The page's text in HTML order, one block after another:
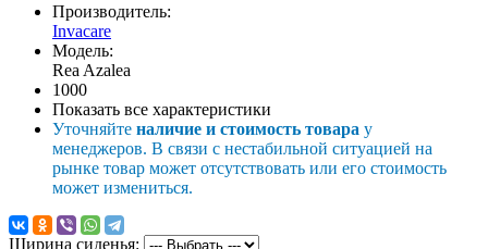
Производитель:
Invacare
Модель:
Rea Azalea
1000
Показать все характеристики
Уточняйте наличие и стоимость товара у
менеджеров. В связи с нестабильной ситуацией на
рынке товар может отсутствовать или его стоимость
может измениться.
Ширина сиденья: